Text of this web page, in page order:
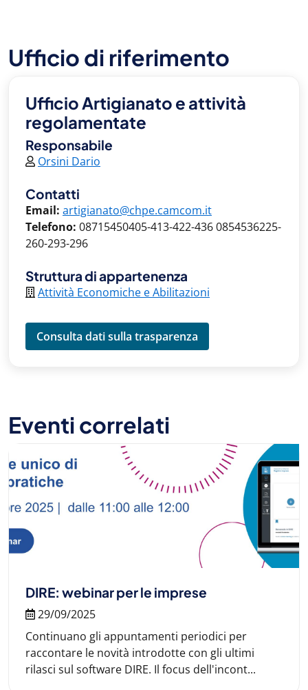
Ufficio di riferimento
Ufficio Artigianato e attività
regolamentate
Responsabile
Orsini Dario
Contatti
Email: artigianato@chpe.camcom.it
Telefono: 08715450405-413-422-436 0854536225-
260-293-296
Struttura di appartenenza
Attività Economiche e Abilitazioni
Consulta dati sulla trasparenza
Eventi correlati
DIRE: webinar per le imprese
29/09/2025
Continuano gli appuntamenti periodici per
raccontare le novità introdotte con gli ultimi
rilasci sul software DIRE. Il focus dell'incont...